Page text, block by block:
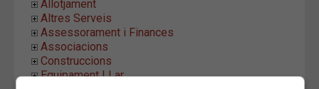
Allotjament
Altres Serveis
Assessorament i Finances
Associacions
Construccions
Equipament LLar